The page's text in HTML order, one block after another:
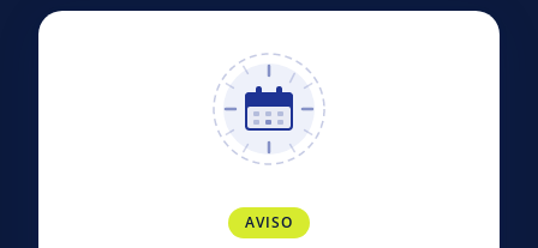
AVISO